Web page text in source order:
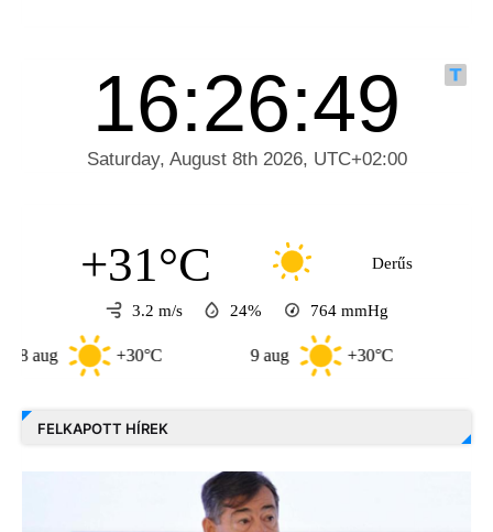
+31°C Derűs
3.2 m/s 24% 764 mmHg
+30°C +30°C
FELKAPOTT HÍREK